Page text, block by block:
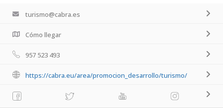
turismo@cabra.es
Cómo llegar
957 523 493
https://cabra.eu/area/promocion_desarrollo/turismo/